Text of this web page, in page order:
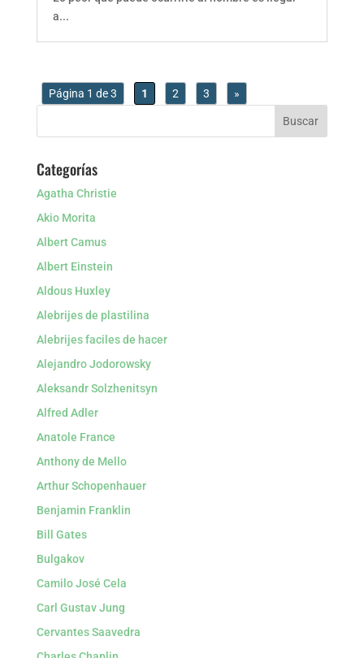
a...
Página 1 de 3 1 2 3 »
Categorías
Agatha Christie
Akio Morita
Albert Camus
Albert Einstein
Aldous Huxley
Alebrijes de plastilina
Alebrijes faciles de hacer
Alejandro Jodorowsky
Aleksandr Solzhenitsyn
Alfred Adler
Anatole France
Anthony de Mello
Arthur Schopenhauer
Benjamin Franklin
Bill Gates
Bulgakov
Camilo José Cela
Carl Gustav Jung
Cervantes Saavedra